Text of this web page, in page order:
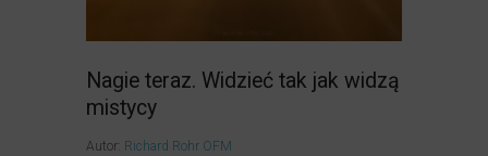
Nagie teraz. Widzieć tak jak widzą
mistycy
Autor: Richard Rohr OFM